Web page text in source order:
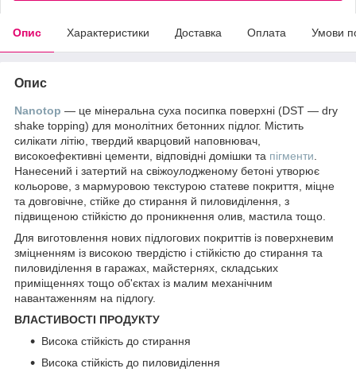
Опис Характеристики Доставка Оплата Умови
Опис
Nanotop — це мінеральна суха посипка поверхні (DST — dry
shake topping) для монолітних бетонних підлог. Містить
силікати літію, твердий кварцовий наповнювач,
високоефективні цементи, відповідні домішки та пігменти
Нанесений і затертий на свіжоулодженому бетоні утворює
кольорове, з мармуровою текстурою статеве покриття, міцне
та довговічне, стійке до стирання й пиловиділення, з
підвищеною стійкістю до проникнення олив, мастила тощо.
Для виготовлення нових підлогових покриттів із поверхневим
зміцненням із високою твердістю і стійкістю до стирання та
пиловиділення в гаражах, майстернях, складських
приміщеннях тощо об'єктах із малим механічним
навантаженням на підлогу.
ВЛАСТИВОСТІ ПРОДУКТУ
Висока стійкість до стирання
Висока стійкість до пиловиділення